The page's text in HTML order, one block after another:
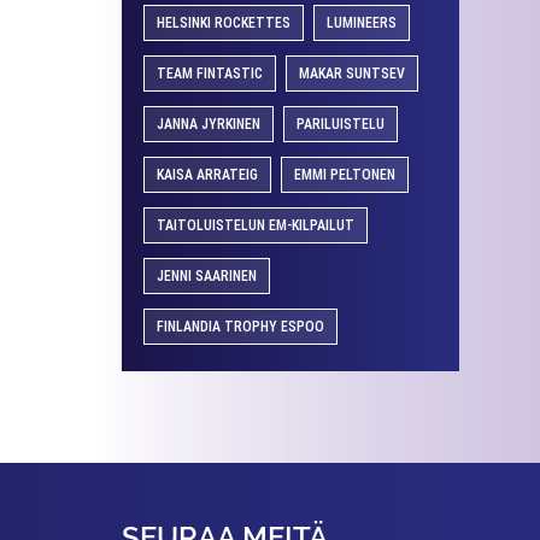
HELSINKI ROCKETTES LUMINEERS
TEAM FINTASTIC MAKAR SUNTSEV
JANNA JYRKINEN PARILUISTELU
KAISA ARRATEIG EMMI PELTONEN
TAITOLUISTELUN EM-KILPAILUT
JENNI SAARINEN
FINLANDIA TROPHY ESPOO